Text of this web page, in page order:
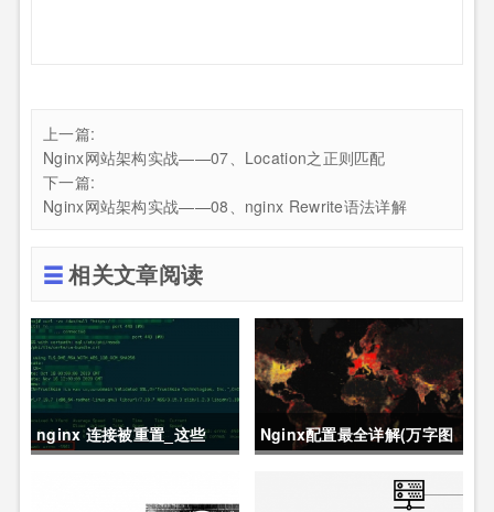
上一篇:
Nginx网站架构实战——07、Location之正则匹配
下一篇:
Nginx网站架构实战——08、nginx Rewrite语法详解
相关文章阅读
nginx 连接被重置_这些
Nginx配置最全详解(万字图